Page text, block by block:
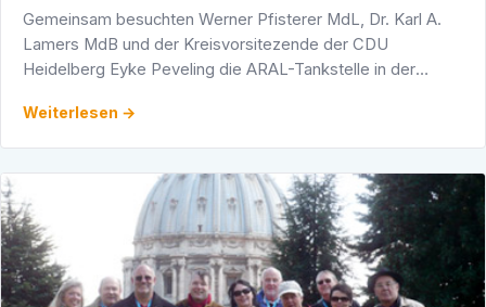
Gemeinsam besuchten Werner Pfisterer MdL, Dr. Karl A.
Lamers MdB und der Kreisvorsitezende der CDU
Heidelberg Eyke Peveling die ARAL-Tankstelle in der
Frank …
Weiterlesen →